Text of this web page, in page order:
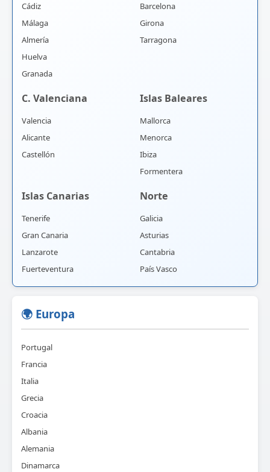
Cádiz
Málaga
Almería
Huelva
Granada
Barcelona
Girona
Tarragona
C. Valenciana
Valencia
Alicante
Castellón
Islas Baleares
Mallorca
Menorca
Ibiza
Formentera
Islas Canarias
Tenerife
Gran Canaria
Lanzarote
Fuerteventura
Norte
Galicia
Asturias
Cantabria
País Vasco
🌍 Europa
Portugal
Francia
Italia
Grecia
Croacia
Albania
Alemania
Dinamarca